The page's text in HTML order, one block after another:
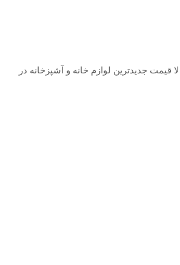
قیمت جدیدترین لوازم خانه و آشپزخانه در